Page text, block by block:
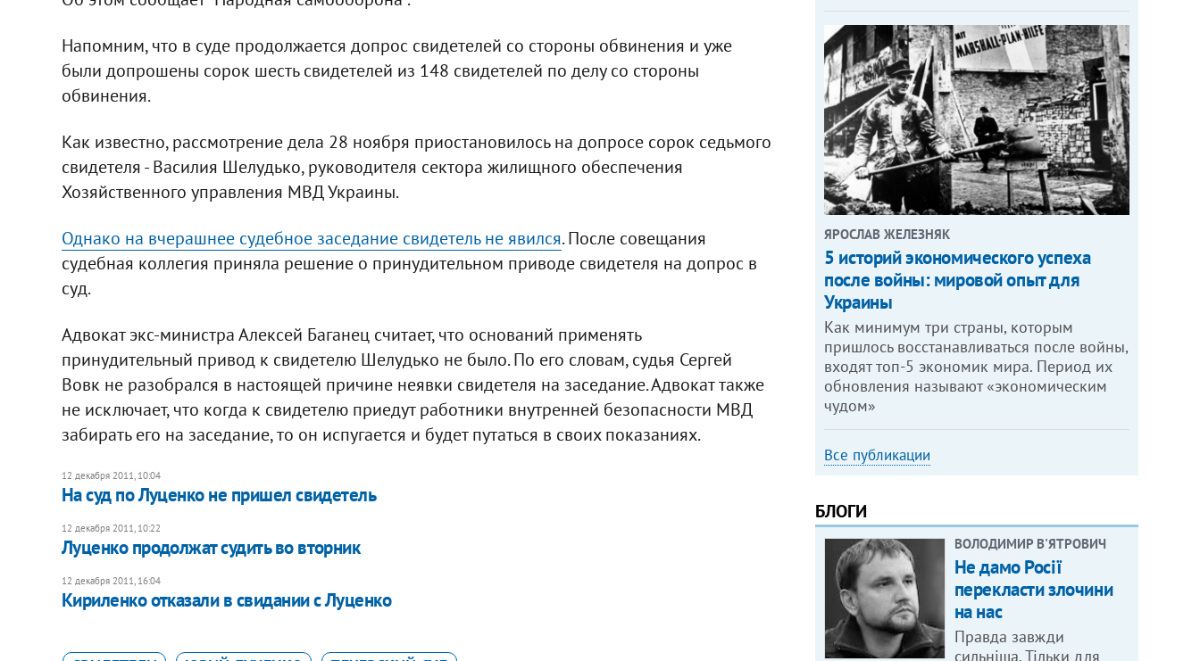
Напомним, что в суде продолжается допрос свидетелей со стороны обвинения и уже
были допрошены сорок шесть свидетелей из 148 свидетелей по делу со стороны
обвинения.
Как известно, рассмотрение дела 28 ноября приостановилось на допросе сорок седьмого
свидетеля - Василия Шелудько, руководителя сектора жилищного обеспечения
Хозяйственного управления МВД Украины.
Однако на вчерашнее судебное заседание свидетель не явился. После совещания
судебная коллегия приняла решение о принудительном приводе свидетеля на допрос в
суд.
Адвокат экс-министра Алексей Баганец считает, что оснований применять
принудительный привод к свидетелю Шелудько не было. По его словам, судья Сергей
Вовк не разобрался в настоящей причине неявки свидетеля на заседание. Адвокат также
не исключает, что когда к свидетелю приедут работники внутренней безопасности МВД
забирать его на заседание, то он испугается и будет путаться в своих показаниях.
12 декабря 2011, 10:04
На суд по Луценко не пришел свидетель
12 декабря 2011, 10:22
Луценко продолжат судить во вторник
12 декабря 2011, 16:04
Кириленко отказали в свидании с Луценко
ЯРОСЛАВ ЖЕЛЕЗНЯК
5 историй экономического успеха
после войны: мировой опыт для
Украины
Как минимум три страны, которым
пришлось восстанавливаться после войны,
входят топ-5 экономик мира. Период их
обновления называют «экономическим
чудом»
Все публикации
БЛОГИ
ВОЛОДИМИР В'ЯТРОВИЧ
Не дамо Росії
перекласти злочини
на нас
Правда завжди
сильніша. Тільки для